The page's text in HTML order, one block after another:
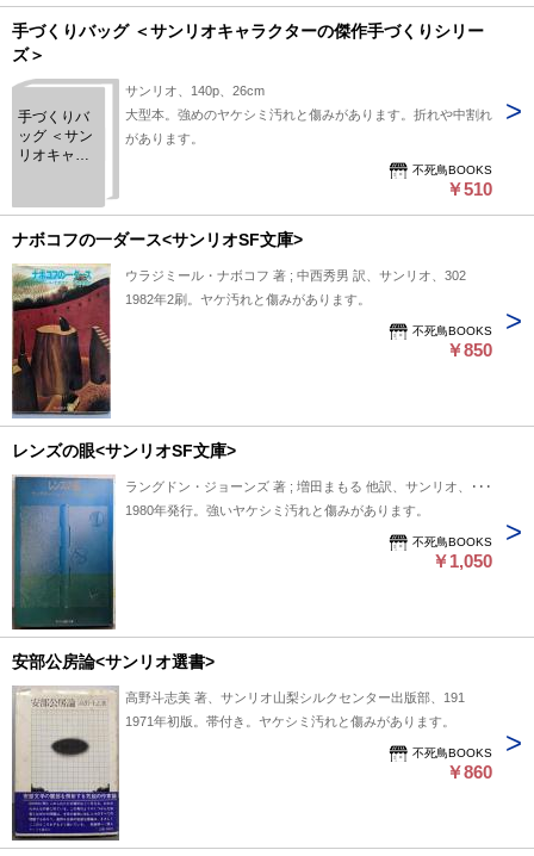
手づくりバッグ ＜サンリオキャラクターの傑作手づくりシリー
ズ＞
手づくりバ
ッグ ＜サン
リオキャラ
シリーズ＞
サンリオ、140p、26cm
大型本。強めのヤケシミ汚れと傷みがあります。折れや中割れ
があります。
不死鳥BOOKS
￥510
ナボコフの一ダース<サンリオSF文庫>
ウラジミール・ナボコフ 著 ; 中西秀男 訳、サンリオ、302
1982年2刷。ヤケ汚れと傷みがあります。
不死鳥BOOKS
￥850
レンズの眼<サンリオSF文庫>
ラングドン・ジョーンズ 著 ; 増田まもる 他訳、サンリオ、258
1980年発行。強いヤケシミ汚れと傷みがあります。
不死鳥BOOKS
￥1,050
安部公房論<サンリオ選書>
高野斗志美 著、サンリオ山梨シルクセンター出版部、191
1971年初版。帯付き。ヤケシミ汚れと傷みがあります。
不死鳥BOOKS
￥860